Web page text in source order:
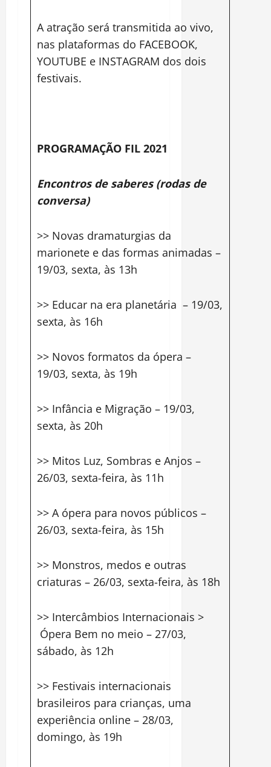
A atração será transmitida ao vivo,
nas plataformas do FACEBOOK,
YOUTUBE e INSTAGRAM dos dois
festivais.
PROGRAMAÇÃO FIL 2021
Encontros de saberes (rodas de
conversa)
>> Novas dramaturgias da
marionete e das formas animadas –
19/03, sexta, às 13h
>> Educar na era planetária – 19/03,
sexta, às 16h
>> Novos formatos da ópera –
19/03, sexta, às 19h
>> Infância e Migração – 19/03,
sexta, às 20h
>> Mitos Luz, Sombras e Anjos –
26/03, sexta-feira, às 11h
>> A ópera para novos públicos –
26/03, sexta-feira, às 15h
>> Monstros, medos e outras
criaturas – 26/03, sexta-feira, às 18h
>> Intercâmbios Internacionais >
Ópera Bem no meio – 27/03,
sábado, às 12h
>> Festivais internacionais
brasileiros para crianças, uma
experiência online – 28/03,
domingo, às 19h